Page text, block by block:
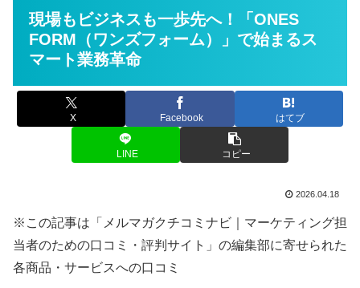
現場もビジネスも一歩先へ！「ONES
FORM（ワンズフォーム）」で始まるス
マート業務革命
X Facebook はてブ
LINE コピー
2026.04.18
※この記事は「メルマガクチコミナビ｜マーケティング担
当者のための口コミ・評判サイト」の編集部に寄せられた
各商品・サービスへの口コミ